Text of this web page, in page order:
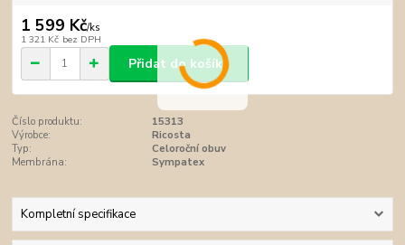
1 599 Kč/ks
1 321 Kč bez DPH
Přidat do košíku
Číslo produktu:
15313
Výrobce:
Ricosta
Typ:
Celoroční obuv
Membrána:
Sympatex
Kompletní specifikace